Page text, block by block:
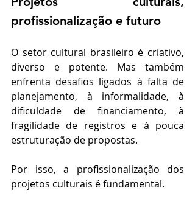
profissionalização e futuro
O setor cultural brasileiro é criativo,
diverso e potente. Mas também
enfrenta desafios ligados à falta de
planejamento, à informalidade, à
dificuldade de financiamento, à
fragilidade de registros e à pouca
estruturação de propostas.
Por isso, a profissionalização dos
projetos culturais é fundamental.